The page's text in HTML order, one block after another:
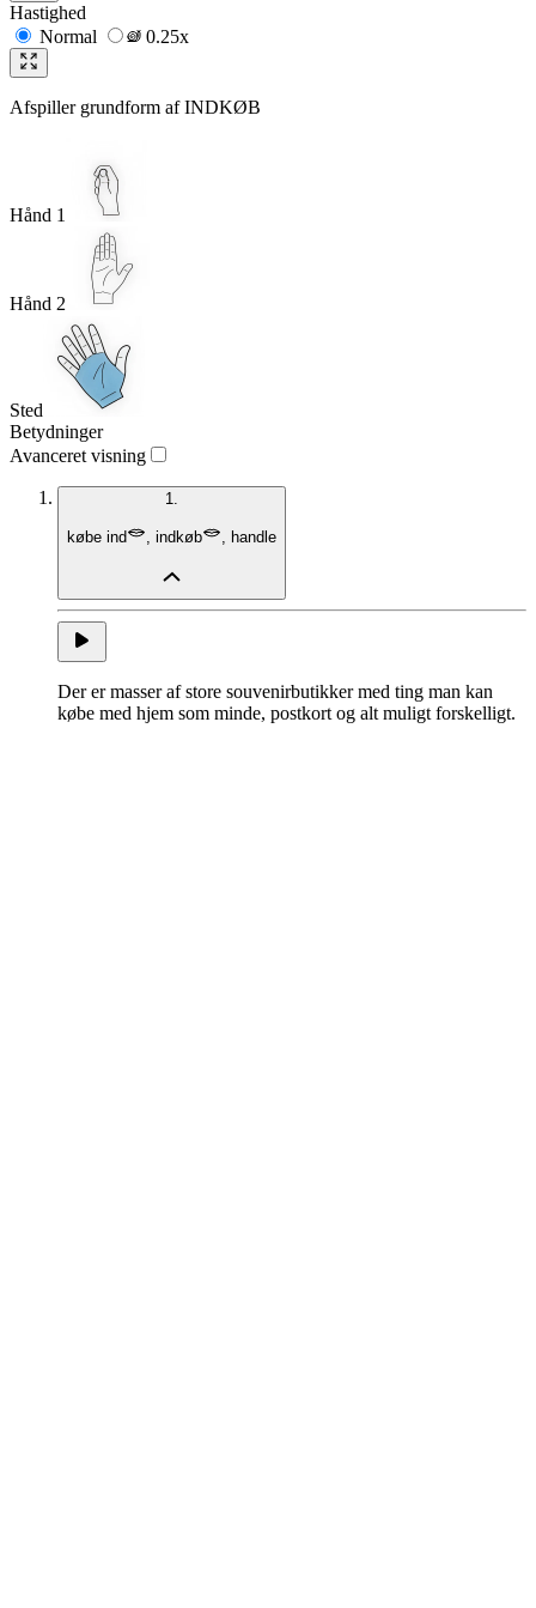
Hastighed
Normal
0.25x
Afspiller grundform afINDKØB
Hånd 1
Hånd 2
Sted
Betydninger
Avanceret visning
1.
købe ind , indkøb , handle
Der er masser af store souvenirbutikker med ting man kan
købe med hjem som minde, postkort og alt muligt forskelligt.